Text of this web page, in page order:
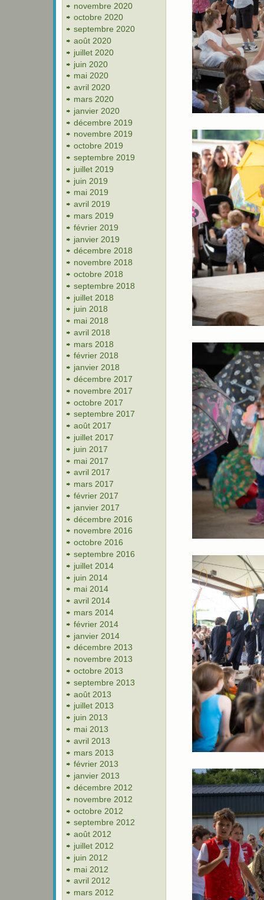
novembre 2020
octobre 2020
septembre 2020
août 2020
juillet 2020
juin 2020
mai 2020
avril 2020
mars 2020
janvier 2020
décembre 2019
novembre 2019
octobre 2019
septembre 2019
juillet 2019
juin 2019
mai 2019
avril 2019
mars 2019
février 2019
janvier 2019
décembre 2018
novembre 2018
octobre 2018
septembre 2018
juillet 2018
juin 2018
mai 2018
avril 2018
mars 2018
février 2018
janvier 2018
décembre 2017
novembre 2017
octobre 2017
septembre 2017
août 2017
juillet 2017
juin 2017
mai 2017
avril 2017
mars 2017
février 2017
janvier 2017
décembre 2016
novembre 2016
octobre 2016
septembre 2016
juillet 2014
juin 2014
mai 2014
avril 2014
mars 2014
février 2014
janvier 2014
décembre 2013
novembre 2013
octobre 2013
septembre 2013
août 2013
juillet 2013
juin 2013
mai 2013
avril 2013
mars 2013
février 2013
janvier 2013
décembre 2012
novembre 2012
octobre 2012
septembre 2012
août 2012
juillet 2012
juin 2012
mai 2012
avril 2012
mars 2012